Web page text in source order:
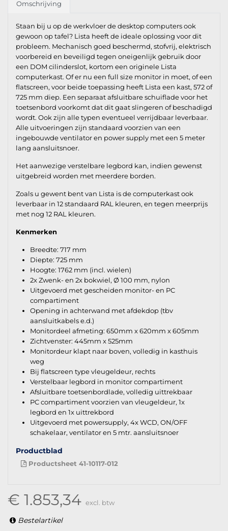
Omschrijving
Staan bij u op de werkvloer de desktop computers ook
gewoon op tafel? Lista heeft de ideale oplossing voor dit
probleem. Mechanisch goed beschermd, stofvrij, elektrisch
voorbereid en beveiligd tegen oneigenlijk gebruik door
een DOM cilinderslot, kortom een originele Lista
computerkast. Of er nu een full size monitor in moet, of een
flatscreen, voor beide toepassing heeft Lista een kast, 572 of
725 mm diep. Een separaat afsluitbare schuiflade voor het
toetsenbord voorkomt dat dit gaat slingeren of beschadigd
wordt. Ook zijn alle typen eventueel verrijdbaar leverbaar.
Alle uitvoeringen zijn standaard voorzien van een
ingebouwde ventilator en power supply met een 5 meter
lang aansluitsnoer.
Het aanwezige verstelbare legbord kan, indien gewenst
uitgebreid worden met meerdere borden.
Zoals u gewent bent van Lista is de computerkast ook
leverbaar in 12 standaard RAL kleuren, en tegen meerprijs
met nog 12 RAL kleuren.
Kenmerken
Breedte: 717 mm
Diepte: 725 mm
Hoogte: 1762 mm (incl. wielen)
2x Zwenk- en 2x bokwiel, Ø 100 mm, nylon
Uitgevoerd met gescheiden monitor- en PC
compartiment
Opening in achterwand met afdekdop (tbv
aansluitkabels e.d.)
Monitordeel afmeting: 650mm x 620mm x 605mm
Zichtvenster: 445mm x 525mm
Monitordeur klapt naar boven, volledig in kasthuis
weg
Bij flatscreen type vleugeldeur, rechts
Verstelbaar legbord in monitor compartiment
Afsluitbare toetsenbordlade, volledig uittrekbaar
PC compartiment voorzien van vleugeldeur, 1x
legbord en 1x uittrekbord
Uitgevoerd met powersupply, 4x WCD, ON/OFF
schakelaar, ventilator en 5 mtr. aansluitsnoer
Productblad
Productsheet 41-10117-012
€ 1.853,34 excl. btw
Bestelartikel